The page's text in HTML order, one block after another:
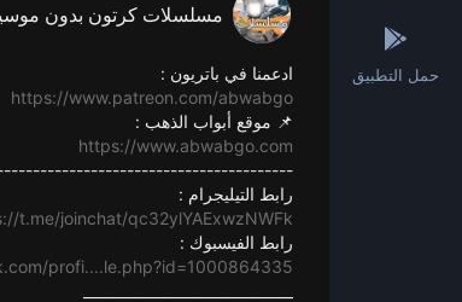
مسلسلات كرتون بدون
ادعمنا في باتريون :
https://www.patreon.com/abwabgo
📌 موقع أبواب الذهب :
https://www.abwabgo.com
رابط التيليجرام :
t.me/joinchat/qc32ylYAExwzNWFk
رابط الفيسبوك :
profi....le.php?id=1000864335
حمل التطبيق